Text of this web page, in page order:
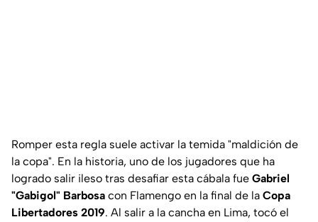
Romper esta regla suele activar la temida "maldición de
la copa". En la historia, uno de los jugadores que ha
logrado salir ileso tras desafiar esta cábala fue Gabriel
"Gabigol" Barbosa con Flamengo en la final de la Copa
Libertadores 2019. Al salir a la cancha en Lima, tocó el